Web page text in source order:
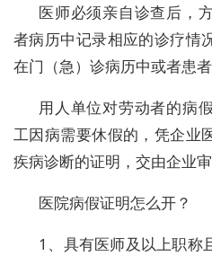
医师必须亲自诊查后，
者病历中记录相应的诊疗情
在门（急）诊病历中或者患者
用人单位对劳动者的病
工因病需要休假的，凭企业
疾病诊断的证明，交由企业审
医院病假证明怎么开？
1、具有医师及以上职称